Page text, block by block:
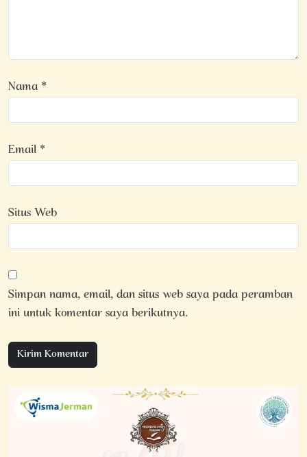
Nama*
Email*
Situs Web
Simpan nama, email, dan situs web saya pada peramban
ini untuk komentar saya berikutnya.